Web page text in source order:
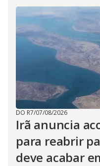
DO R7/07/08/2026
Irã anuncia
para reabrir
deve acabar